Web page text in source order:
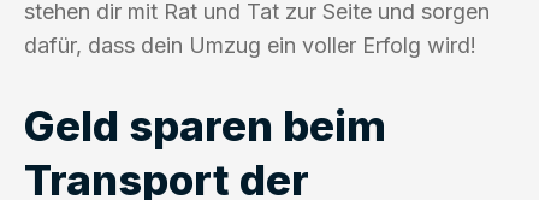
stehen dir mit Rat und Tat zur Seite und sorgen
dafür, dass dein Umzug ein voller Erfolg wird!
Geld sparen beim
Transport der